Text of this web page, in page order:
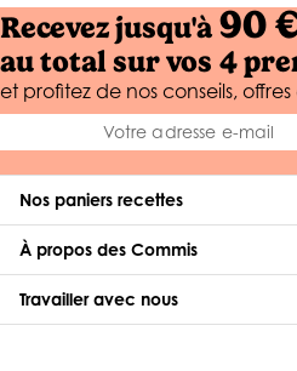
Recevez jusqu'à 90
au total sur vos 4
et profitez de nos conseils,
Nos paniers recettes
À propos des Commis
Travailler avec nous